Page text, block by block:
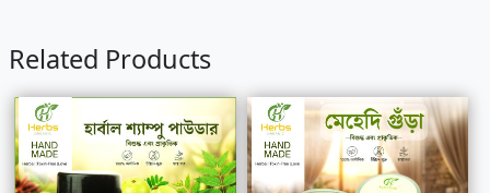
Related Products